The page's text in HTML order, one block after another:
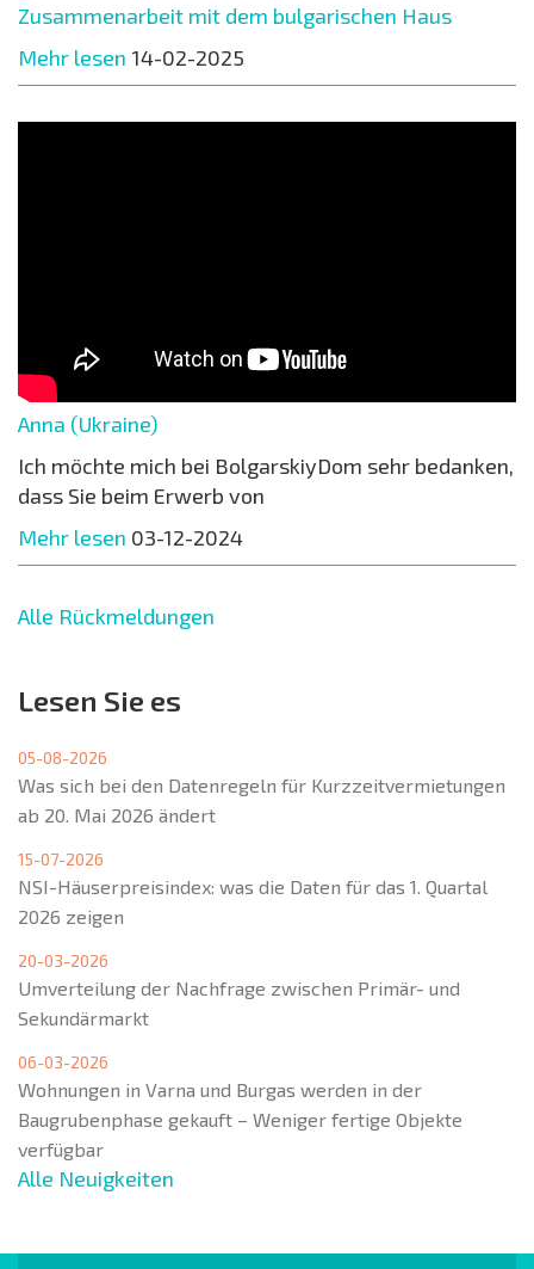
Zusammenarbeit mit dem bulgarischen Haus
Mehr lesen 14-02-2025
Anna (Ukraine)
Ich möchte mich bei BolgarskiyDom sehr bedanken,
dass Sie beim Erwerb von
Mehr lesen 03-12-2024
Alle Rückmeldungen
Lesen Sie es
05-08-2026
Was sich bei den Datenregeln für Kurzzeitvermietungen
ab 20. Mai 2026 ändert
15-07-2026
NSI-Häuserpreisindex: was die Daten für das 1. Quartal
2026 zeigen
20-03-2026
Umverteilung der Nachfrage zwischen Primär- und
Sekundärmarkt
06-03-2026
Wohnungen in Varna und Burgas werden in der
Baugrubenphase gekauft – Weniger fertige Objekte
verfügbar
Alle Neuigkeiten